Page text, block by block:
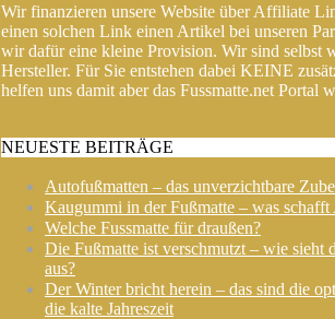
Wir finanzieren unsere Website über Affiliate
einen solchen Link einen Artikel bei unseren
wir dafür eine kleine Provision. Wir sind selbst
Hersteller. Für Sie entstehen dabei KEINE
helfen uns damit aber das Fussmatte.net Portal
NEUESTE BEITRÄGE
Autofußmatten – das unverzichtbare
Kaugummi in der Fußmatte – was
Welche Fussmatte für draußen?
Die Fußmatte ist verschmutzt – wie sieht
aus?
Der Winter bricht herein – das sind die
die kalte Jahreszeit